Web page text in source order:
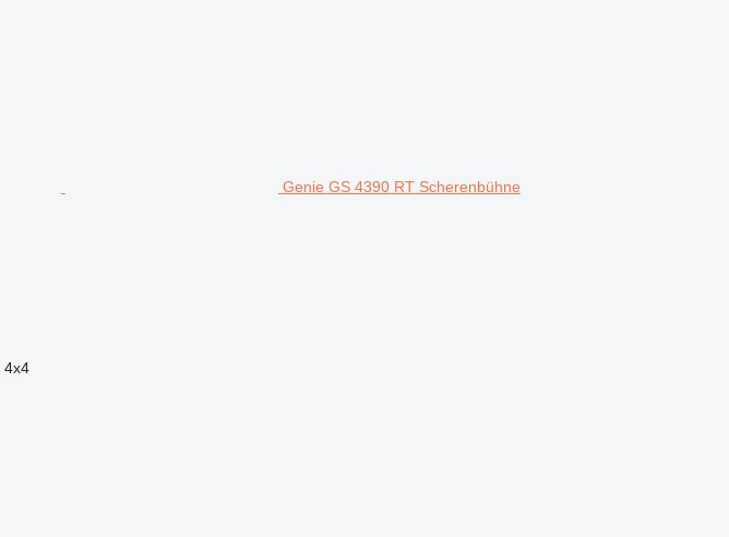
Genie GS 4390 RT Scherenbühne
4x4